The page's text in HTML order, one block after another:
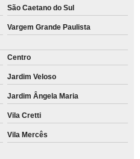
São Caetano do Sul
Vargem Grande Paulista
Centro
Jardim Veloso
Jardim Ângela Maria
Vila Cretti
Vila Mercês